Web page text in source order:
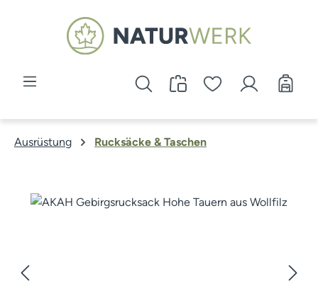
Zum Hauptinhalt springen
Ausrüstung Rucksäcke & Taschen
Bildergalerie überspringen